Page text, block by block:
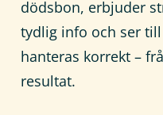
dödsbon, erbjuder
tydlig info och ser
hanteras korrekt –
resultat.